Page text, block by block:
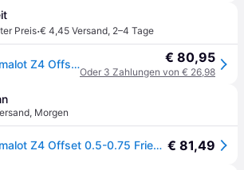
Preis·€ 4,45 Versand, 2–4 Tage
Black Diamond Camalot Z4 Offset - lila - .5-.75-purple/green € 80,95
Oder 3 Zahlungen von € 26,98
, Morgen
Black Diamond Camalot Z4 Offset 0.5-0.75 Friend Lila € 81,49